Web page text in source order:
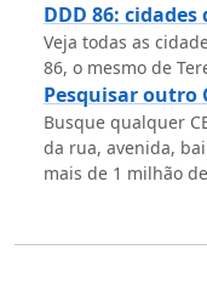
DDD 86:
Veja todas as
86, o mesmo de
Pesquisar outro
Busque qualquer
da rua, avenida,
mais de 1 milhão